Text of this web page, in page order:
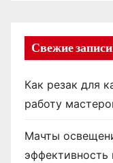
Свежие записи
Как резак для
работу
Мачты
эффективность